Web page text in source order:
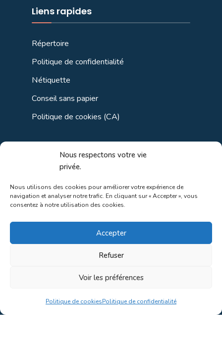
Nous respectons votre vie
privée.
Nous utilisons des cookies pour améliorer votre expérience de
navigation et analyser notre trafic. En cliquant sur « Accepter », vous
consentez à notre utilisation des cookies.
Accepter
Refuser
Voir les préférences
Politique de cookiesPolitique de confidentialité
Liens rapides
Répertoire
Politique de confidentialité
Nétiquette
Conseil sans papier
Politique de cookies (CA)
Liens utiles
Liens régionaux
Liens gouvernements
Liens touristiques
Au coeur de la nature!